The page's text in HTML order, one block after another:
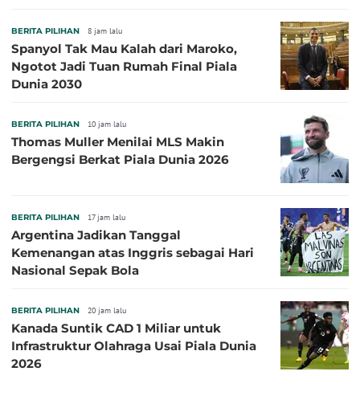
BERITA PILIHAN 8 jam lalu
Spanyol Tak Mau Kalah dari Maroko,
Ngotot Jadi Tuan Rumah Final Piala
Dunia 2030
BERITA PILIHAN 10 jam lalu
Thomas Muller Menilai MLS Makin
Bergengsi Berkat Piala Dunia 2026
BERITA PILIHAN 17 jam lalu
Argentina Jadikan Tanggal
Kemenangan atas Inggris sebagai Hari
Nasional Sepak Bola
BERITA PILIHAN 20 jam lalu
Kanada Suntik CAD 1 Miliar untuk
Infrastruktur Olahraga Usai Piala Dunia
2026